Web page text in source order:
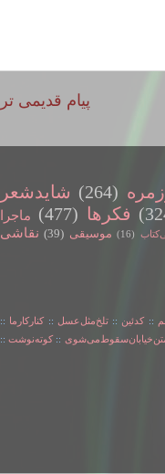
پیام قدیمی تر
(264) شایدشعر
فکرها (477)
ماجرا
(16) موسیقی (39) نقاشی
:: کدئین ::تلخ‌مثل‌عسل :: کنارکارما ::
:: کوته‌نوشت::